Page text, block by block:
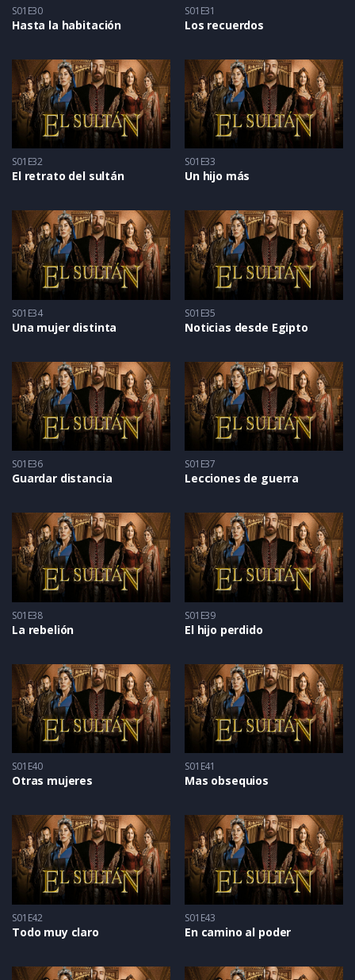
S01E30
Hasta la habitación
S01E31
Los recuerdos
S01E32
El retrato del sultán
S01E33
Un hijo más
S01E34
Una mujer distinta
S01E35
Noticias desde Egipto
S01E36
Guardar distancia
S01E37
Lecciones de guerra
S01E38
La rebelión
S01E39
El hijo perdido
S01E40
Otras mujeres
S01E41
Mas obsequios
S01E42
Todo muy claro
S01E43
En camino al poder